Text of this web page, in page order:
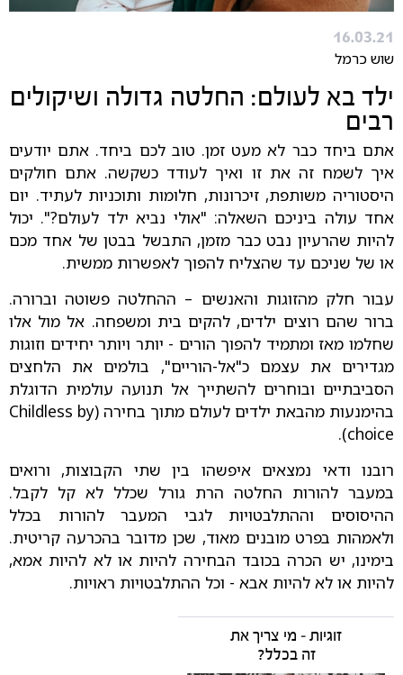
16.03.21
שוש כרמל
ילד בא לעולם: החלטה גדולה ושיקולים
רבים
אתם ביחד כבר לא מעט זמן. טוב לכם ביחד. אתם יודעים
איך לשמח זה את זו ואיך לעודד כשקשה. אתם חולקים
היסטוריה משותפת, זיכרונות, חלומות ותוכניות לעתיד. יום
אחד עולה ביניכם השאלה: "אולי נביא ילד לעולם?". יכול
להיות שהרעיון נבט כבר מזמן, התבשל בבטן של אחד מכם
או של שניכם עד שהצליח להפוך לאפשרות ממשית.
עבור חלק מהזוגות והאנשים – ההחלטה פשוטה וברורה.
ברור שהם רוצים ילדים, להקים בית ומשפחה. אל מול אלו
שחלמו מאז ומתמיד להפוך הורים - יותר ויותר יחידים וזוגות
מגדירים את עצמם כ"אל-הוריים", בולמים את הלחצים
הסביבתיים ובוחרים להשתייך אל תנועה עולמית הדוגלת
בהימנעות מהבאת ילדים לעולם מתוך בחירה (Childless by
choice).
רובנו ודאי נמצאים איפשהו בין שתי הקבוצות, ורואים
במעבר להורות החלטה הרת גורל שכלל לא קל לקבל.
ההיסוסים וההתלבטויות לגבי המעבר להורות בכלל
ולאמהות בפרט מובנים מאוד, שכן מדובר בהכרעה קריטית.
בימינו, יש הכרה בכובד הבחירה להיות או לא להיות אמא,
להיות או לא להיות אבא - וכל ההתלבטויות ראויות.
זוגיות – מי צריך את
זה בכלל?